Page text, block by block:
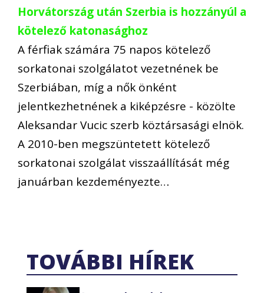
Horvátország után Szerbia is hozzányúl a
kötelező katonasághoz
A férfiak számára 75 napos kötelező
sorkatonai szolgálatot vezetnének be
Szerbiában, míg a nők önként
jelentkezhetnének a kiképzésre - közölte
Aleksandar Vucic szerb köztársasági elnök.
A 2010-ben megszüntetett kötelező
sorkatonai szolgálat visszaállítását még
januárban kezdeményezte…
TOVÁBBI HÍREK